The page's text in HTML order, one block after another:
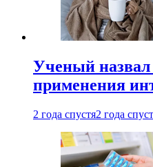
Ученый назвал
применения
2 года спустя2 года